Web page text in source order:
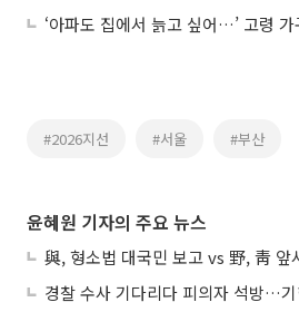
‘아파도 집에서 늙고 싶어…’ 고령
#2026지선 #서울 #부산
윤혜원 기자의 주요 뉴스